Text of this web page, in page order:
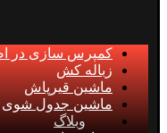
کمپرس سازی در
زباله کش
ماشین قیرپاش
ماشین جدول شوی
وبلاگ